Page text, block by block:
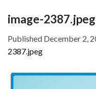
image-2387.jpeg
Published December 2,
2387.jpeg